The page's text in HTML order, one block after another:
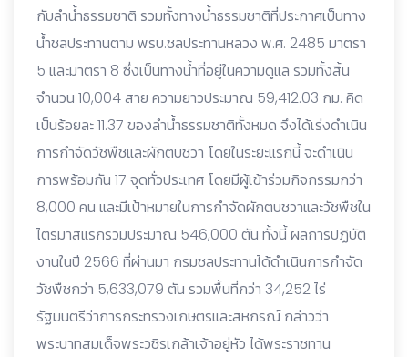
กับลำน้ำธรรมชาติ รวมทั้งทางน้ำธรรมชาติที่ประกาศเป็นทาง
น้ำชลประทานตาม พรบ.ชลประทานหลวง พ.ศ. 2485 มาตรา
5 และมาตรา 8 ซึ่งเป็นทางน้ำที่อยู่ในความดูแล รวมทั้งสิ้น
จำนวน 10,004 สาย ความยาวประมาณ 59,412.03 กม. คิด
เป็นร้อยละ 11.37 ของลำน้ำธรรมชาติทั้งหมด จึงได้เร่งดำเนิน
การกำจัดวัชพืชและผักตบชวา โดยในระยะแรกนี้ จะดำเนิน
การพร้อมกัน 17 จุดทั่วประเทศ โดยมีผู้เข้าร่วมกิจกรรมกว่า
8,000 คน และมีเป้าหมายในการกำจัดผักตบชวาและวัชพืชใน
ไตรมาสแรกรวมประมาณ 546,000 ตัน ทั้งนี้ ผลการปฏิบัติ
งานในปี 2566 ที่ผ่านมา กรมชลประทานได้ดำเนินการกำจัด
วัชพืชกว่า 5,633,079 ตัน รวมพื้นที่กว่า 34,252 ไร่
รัฐมนตรีว่าการกระทรวงเกษตรและสหกรณ์ กล่าวว่า
พระบาทสมเด็จพระวชิรเกล้าเจ้าอยู่หัว ได้พระราชทาน